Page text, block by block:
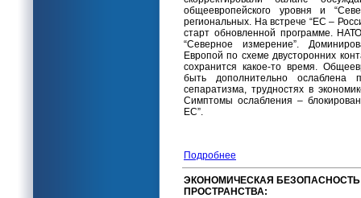
общеевропейского уровня и
региональных. На встрече “ЕС –
старт обновленной программе.
“Северное измерение”.
Европой по схеме двусторонних
сохранится какое-то время.
быть дополнительно ослаблена
сепаратизма, трудностях в
Симптомы ослабления –
ЕС”.
Подробнее
ЭКОНОМИЧЕСКАЯ
ПРОСТРАНСТВА: